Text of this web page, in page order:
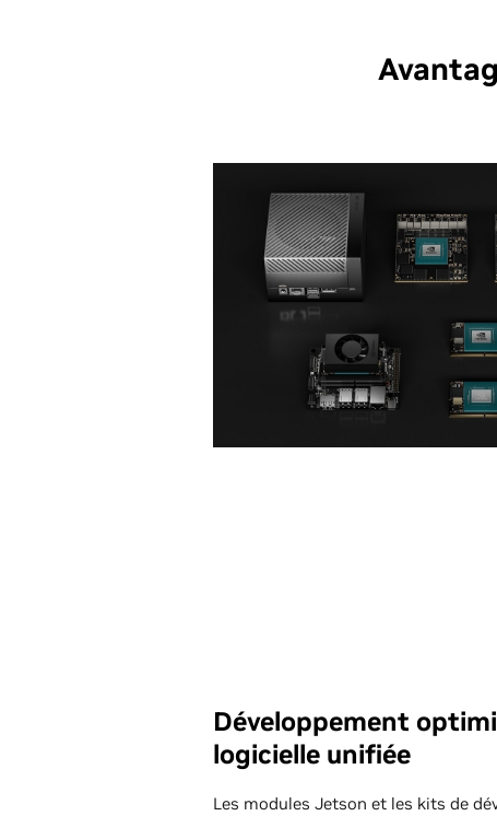
Développement
logicielle unifiée
Les modules Jetson et les kits de